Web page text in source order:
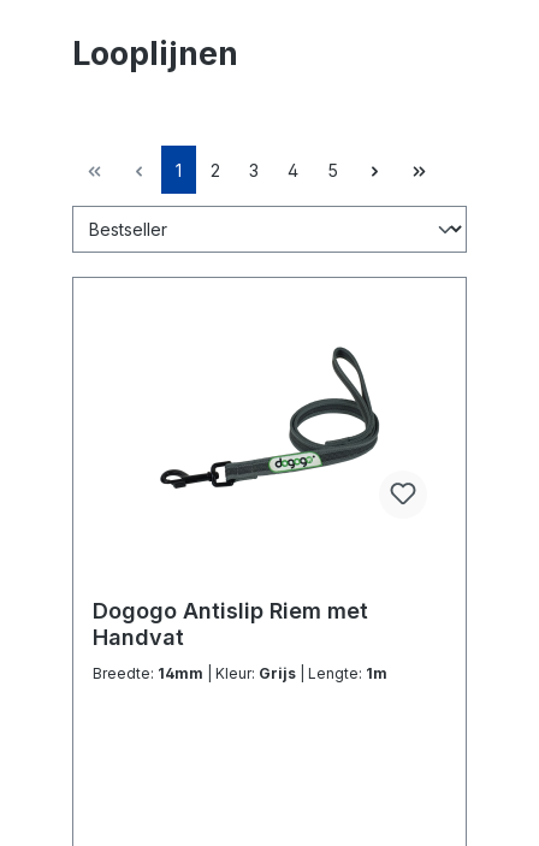
Looplijnen
1 2 3 4 5
Dogogo Antislip Riem met
Handvat
Breedte: 14mm | Kleur: Grijs | Lengte: 1m